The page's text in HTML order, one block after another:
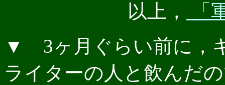
以上，
「
▼ 3ヶ月ぐらい前に，
ライターの人と飲んだ